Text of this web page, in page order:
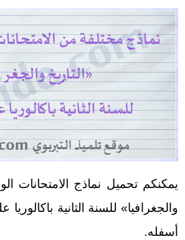
يمكنكم تحميل نماذج الامتحانات
والجغرافيا» للسنة الثانية
أسفله.